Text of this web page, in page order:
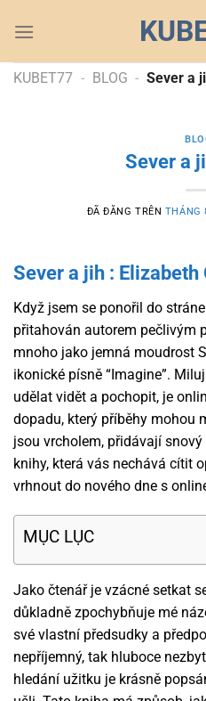
đến
dungKUBET77 - BLOG - Sever a
Sever a
ĐÃ ĐĂNG TRÊN THÁNG
Sever a jih : Elizabeth
Když jsem se ponořil do
přitahován autorem pečlivým
mnoho jako jemná moudrost
ikonické písně “Imagine”.
udělat vidět a pochopit, je
dopadu, který příběhy mohou
jsou vrcholem, přidávají
knihy, která vás nechává cítit
vrhnout do nového dne s
MỤC LỤC
Jako čtenář je vzácné setkat
důkladně zpochybňuje mé
své vlastní předsudky a
nepříjemný, tak hluboce
hledání užitku je krásně